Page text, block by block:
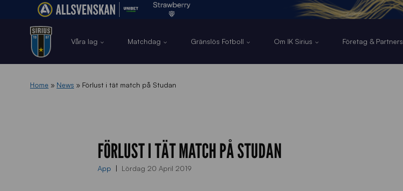
Våra lag Matchdag Gränslös Fotboll Om IK Sirius Företag & Partners
Home » News » Förlust i tät match på Studan
FÖRLUST I TÄT MATCH PÅ STUDAN
App Lördag 20 April 2019